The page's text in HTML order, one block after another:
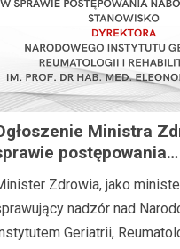
Ministra
postępowania
na
Narodowego
Reumatologii i
im. prof. dr
Zdrowia, jako
nadzór nad
Geriatrii,